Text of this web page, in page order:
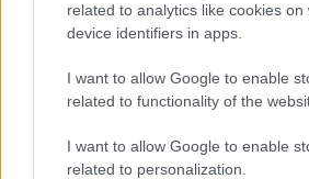
related to analytics like cookies on
device identifiers in apps.
I want to allow Google to enable
related to functionality of the
I want to allow Google to enable
related to personalization.
Mappa del sito
Cookie Policy
Frasi suddivise per
Indice degli autori